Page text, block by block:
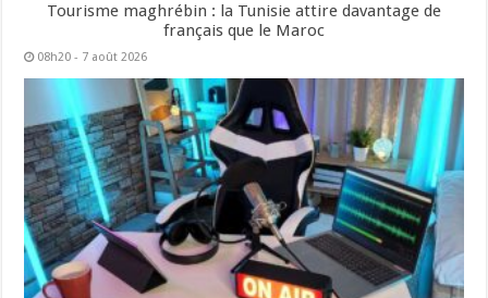
Tourisme maghrébin : la Tunisie attire davantage de
français que le Maroc
08h20 - 7 août 2026